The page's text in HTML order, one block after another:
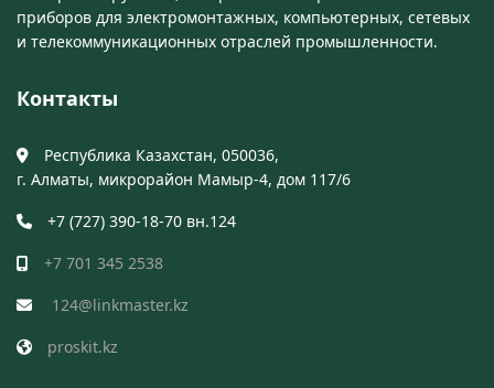
приборов для электромонтажных, компьютерных, сетевых
и телекоммуникационных отраслей промышленности.
Контакты
Республика Казахстан, 050036,
г. Алматы, микрорайон Мамыр-4, дом 117/6
+7 (727) 390-18-70 вн.124
+7 701 345 2538
124@linkmaster.kz
proskit.kz